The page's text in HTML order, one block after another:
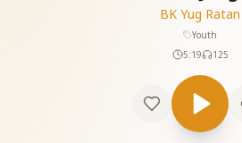
BK Yug Ratan
Youth
5:19
125